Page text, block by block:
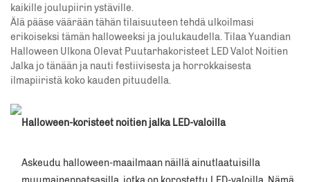
kaikille joulupiirin ystäville.
Älä pääse väärään tähän tilaisuuteen tehdä ulkoilmasi
erikoiseksi tämän halloweeksi ja joulukaudella. Tilaa Yuandian
Halloween Ulkona Olevat Puutarhakoristeet LED Valot Noitien
Jalka jo tänään ja nauti festiivisesta ja horrokkaisesta
ilmapiiristä koko kauden pituudella.
Halloween-koristeet noitien jalka LED-valoilla
Askeudu halloween-maailmaan näillä ainutlaatuisilla